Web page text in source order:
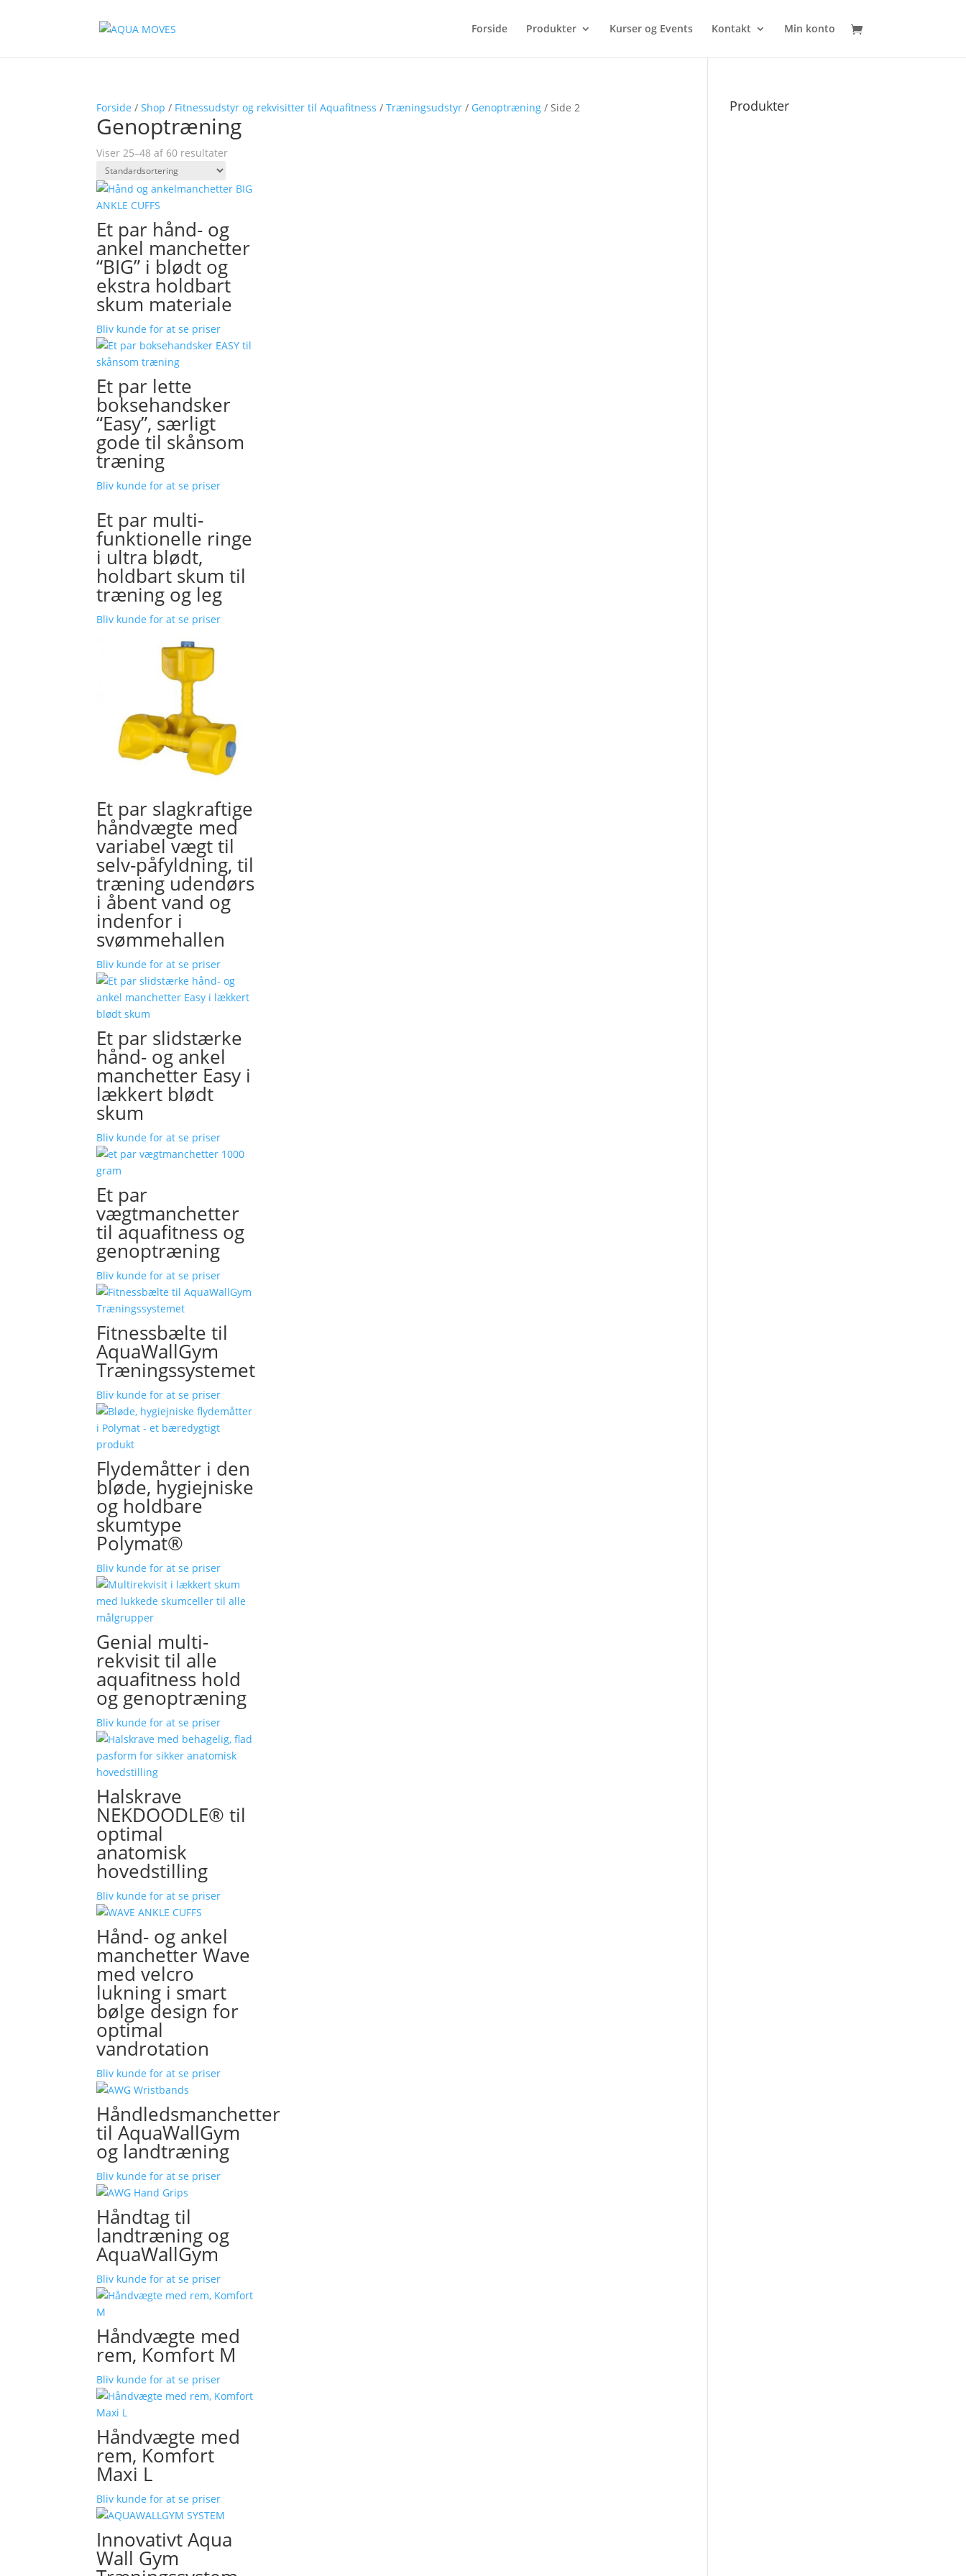
Forside Produkter Kurser og Events Kontakt Min konto
Forside /Shop / Fitnessudstyr og rekvisitter til Aquafitness /Træningsudstyr / Genoptræning / Side 2
Genoptræning
Viser 25–48 af 60 resultater
Et par hånd- og
ankel manchetter
“BIG” i blødt og
ekstra holdbart
skum materiale
Bliv kunde for at se priser
Et par lette
boksehandsker
“Easy”, særligt
gode til skånsom
træning
Bliv kunde for at se priser
Et par multi-
funktionelle ringe
i ultra blødt,
holdbart skum til
træning og leg
Bliv kunde for at se priser
Et par slagkraftige
håndvægte med
variabel vægt til
selv-påfyldning, til
træning udendørs
i åbent vand og
indenfor i
svømmehallen
Bliv kunde for at se priser
Et par slidstærke
hånd- og ankel
manchetter Easy i
lækkert blødt
skum
Bliv kunde for at se priser
Et par
vægtmanchetter
til aquafitness og
genoptræning
Bliv kunde for at se priser
Fitnessbælte til
AquaWallGym
Træningssystemet
Bliv kunde for at se priser
Flydemåtter i den
bløde, hygiejniske
og holdbare
skumtype
Polymat®
Bliv kunde for at se priser
Genial multi-
rekvisit til alle
aquafitness hold
og genoptræning
Bliv kunde for at se priser
Halskrave
NEKDOODLE® til
optimal
anatomisk
hovedstilling
Bliv kunde for at se priser
Hånd- og ankel
manchetter Wave
med velcro
lukning i smart
bølge design for
optimal
vandrotation
Bliv kunde for at se priser
Håndledsmanchetter
til AquaWallGym
og landtræning
Bliv kunde for at se priser
Håndtag til
landtræning og
AquaWallGym
Bliv kunde for at se priser
Håndvægte med
rem, Komfort M
Bliv kunde for at se priser
Håndvægte med
rem, Komfort
Maxi L
Bliv kunde for at se priser
Innovativt Aqua
Wall Gym
Produkter